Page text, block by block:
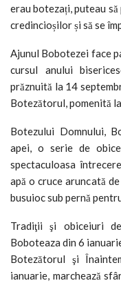
erau botezați, puteau
credincioșilor și să se
Ajunul Bobotezei face
cursul anului
prăznuită la 14
Botezătorul, pomenită
Botezului Domnului,
apei, o serie de
spectaculoasa
apă o cruce aruncată
busuioc sub pernă
Tradiţii şi obiceiuri
Boboteaza din 6
Botezătorul şi
ianuarie, marchează